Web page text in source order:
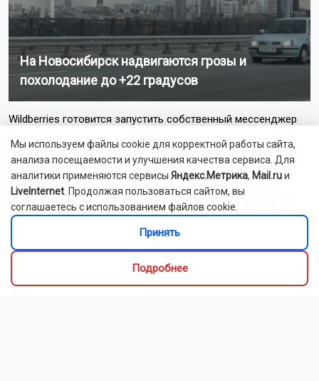
На Новосибирск надвигаются грозы и
похолодание до +22 градусов
Wildberries готовится запустить собственный мессенджер
Раненую во время удара БПЛА под Геленджиком девочку
перевезут в Москву
Российские зумеры массово отказываются от пышных
свадеб и алкоголя
В Новосибирске ищут подрядчика для ремонта подпорной
Мы используем файлы cookie для корректной работы сайта,
анализа посещаемости и улучшения качества сервиса. Для
аналитики применяются сервисы Яндекс.Метрика, Mail.ruи
LiveInternet . Продолжая пользоваться сайтом, вы
соглашаетесь с использованием файлов cookie.
Принять
Подробнее